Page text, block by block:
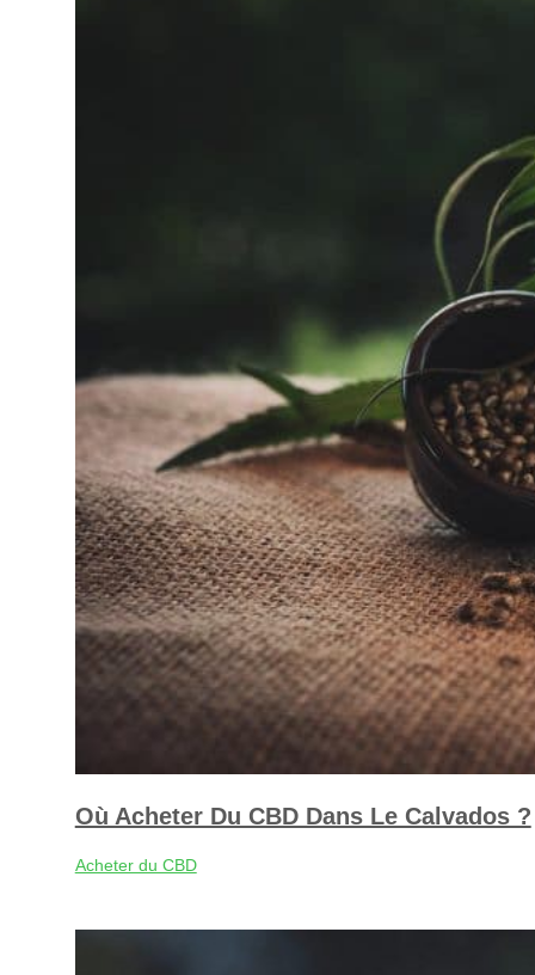
Où Acheter Du CBD Dans Le Calvados ?
Acheter du CBD